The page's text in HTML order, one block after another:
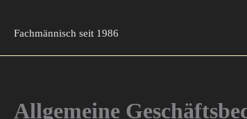
Fachmännisch seit 1986
Allgemeine